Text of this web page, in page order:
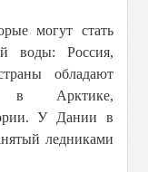
могут стать
воды: Россия,
обладают
в Арктике,
У Дании в
ледниками